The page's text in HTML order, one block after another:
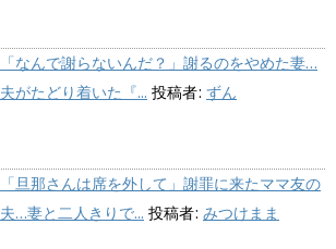
「なんで謝らないんだ？」謝るのをやめた妻…
夫がたどり着いた『... 投稿者: ずん
「旦那さんは席を外して」謝罪に来たママ友の
夫…妻と二人きりで... 投稿者: みつけまま